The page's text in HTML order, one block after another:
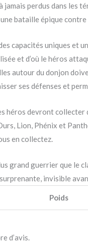
jamais perdus dans les
une bataille épique contre
capacités uniques et
et d’où le héros
autour du donjon
ses défenses et
héros devront collecter
Lion, Phénix et
en collectez.
grand guerrier que le
invisible
Poids
d’avis.